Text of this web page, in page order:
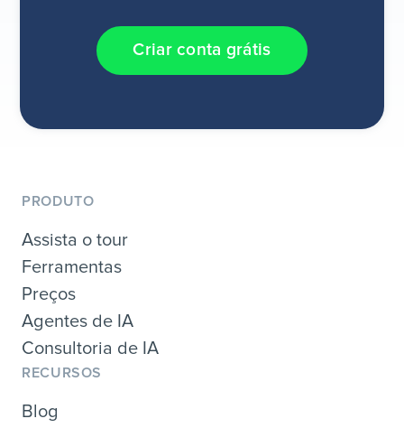
Criar conta grátis
PRODUTO
Assista o tour
Ferramentas
Preços
Agentes de IA
Consultoria de IA
RECURSOS
Blog